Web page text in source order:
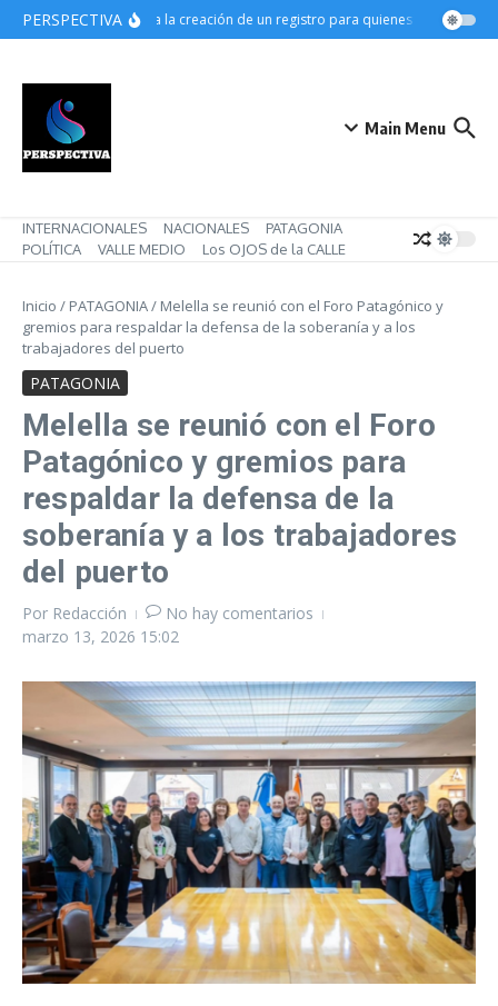
Saltar al contenido
PERSPECTIVAAvanza la creación de un registro para quienes rechacen
Main Menu
INTERNACIONALES NACIONALES
PATAGONIA
POLÍTICA
VALLE MEDIO Los OJOS de la CALLE
Inicio / PATAGONIA/ Melella se reunió con el Foro Patagónico y
gremios para respaldar la defensa de la soberanía y a los
trabajadores del puerto
PATAGONIA
Melella se reunió con el Foro
Patagónico y gremios para
respaldar la defensa de la
soberanía y a los trabajadores
del puerto
Por Redacción
No hay comentarios
marzo 13, 2026 15:02